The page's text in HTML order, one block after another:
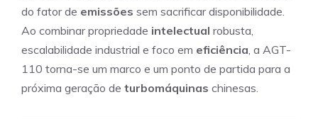
do fator de emissões sem sacrificar disponibilidade.
Ao combinar propriedade intelectual robusta,
escalabilidade industrial e foco em eficiência , a AGT-
110 torna-se um marco e um ponto de partida para a
próxima geração de turbomáquinas chinesas.